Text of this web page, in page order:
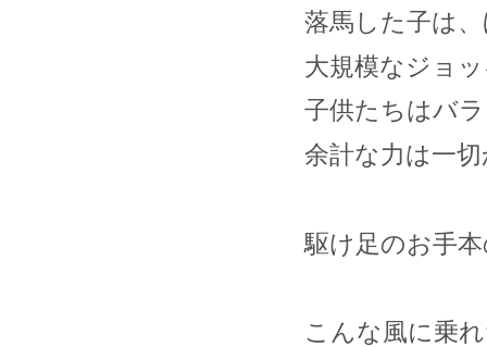
落馬した子は
大規模なジョ
子供たちはバ
余計な力は一
駆け足のお手
こんな風に乗